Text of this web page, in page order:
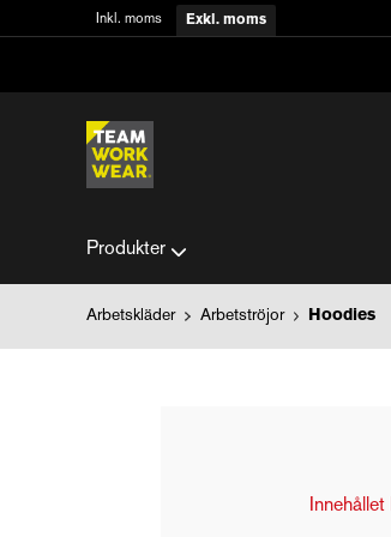
Inkl. moms Exkl. moms
Produkter
Arbetskläder Arbetströjor Hoodies
Innehållet